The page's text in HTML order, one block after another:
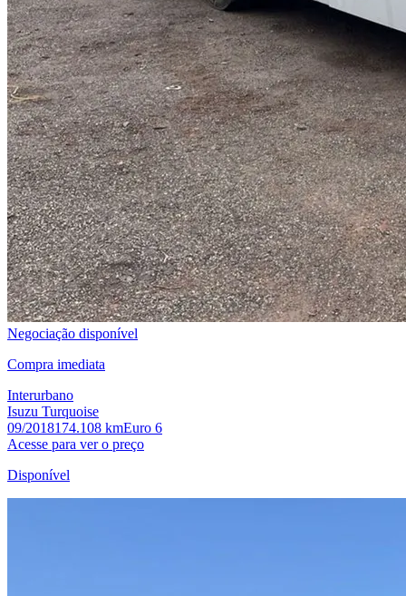
Negociação disponível
Compra imediata
Interurbano
Isuzu Turquoise
09/2018174.108 kmEuro 6
Acesse para ver o preço
Disponível